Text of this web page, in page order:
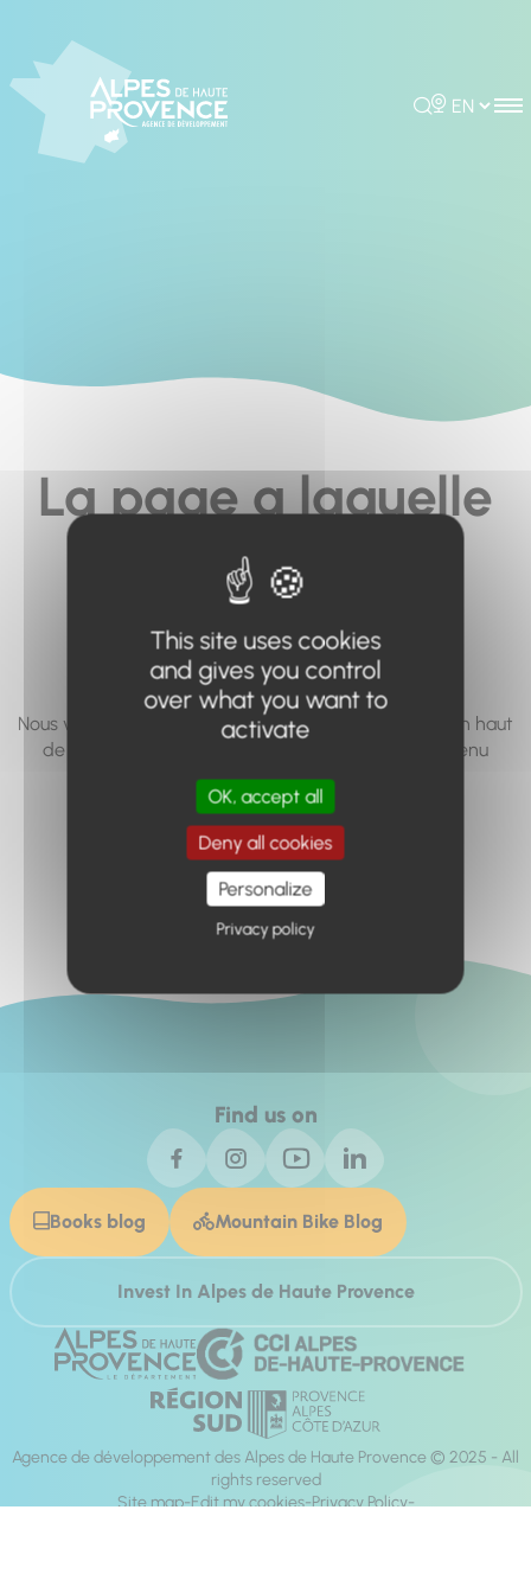
Rechercher
Choisir la
La page a laquelle
vous cherchez à
accéder n'existe
pas... ou plus.
Nous vous invitons à utiliser le moteur de recherche en haut
de page, ou à utiliser le menu pour trouver le contenu
recherché.
Retour à l'accueil
Find us on
Books blog Mountain Bike Blog
Invest In Alpes de Haute Provence
Agence de développement des Alpes de Haute Provence © 2025 - All
rights reserved
Site map Edit my cookies Privacy Policy
This site uses cookies
and gives you control
over what you want to
activate
OK, accept all
Deny all cookies
Personalize
Privacy policy